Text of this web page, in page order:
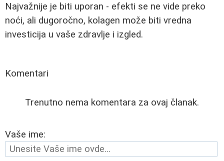
Najvažnije je biti uporan - efekti se ne vide preko
noći, ali dugoročno, kolagen može biti vredna
investicija u vaše zdravlje i izgled.
Komentari
Trenutno nema komentara za ovaj članak.
Vaše ime: